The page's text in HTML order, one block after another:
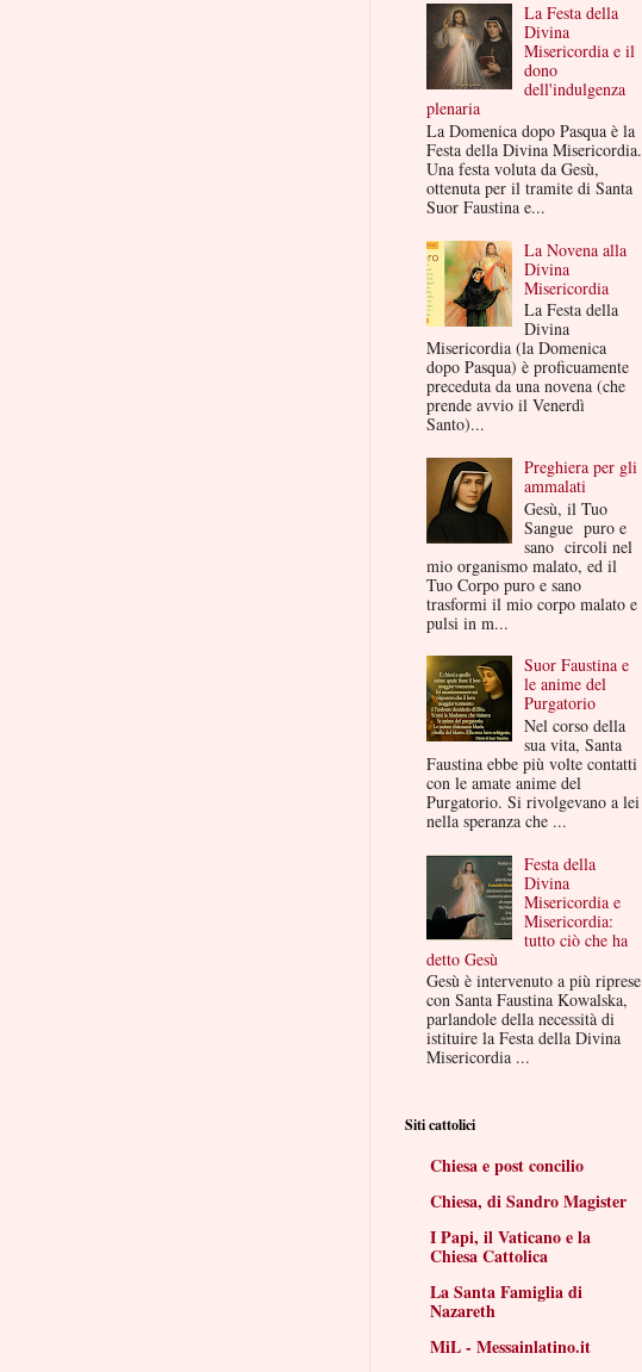
La Festa della
Divina
Misericordia e il
dono
dell'indulgenza
plenaria
La Domenica dopo Pasqua è la
Festa della Divina Misericordia.
Una festa voluta da Gesù,
ottenuta per il tramite di Santa
Suor Faustina e...
La Novena alla
Divina
Misericordia
La Festa della
Divina
Misericordia (la Domenica
dopo Pasqua) è proficuamente
preceduta da una novena (che
prende avvio il Venerdì
Santo)...
Preghiera per gli
ammalati
Gesù, il Tuo
Sangue puro e
sano circoli nel
mio organismo malato, ed il
Tuo Corpo puro e sano
trasformi il mio corpo malato e
pulsi in m...
Suor Faustina e
le anime del
Purgatorio
Nel corso della
sua vita, Santa
Faustina ebbe più volte contatti
con le amate anime del
Purgatorio. Si rivolgevano a lei
nella speranza che ...
Festa della
Divina
Misericordia e
Misericordia:
tutto ciò che ha
detto Gesù
Gesù è intervenuto a più riprese
con Santa Faustina Kowalska,
parlandole della necessità di
istituire la Festa della Divina
Misericordia ...
Siti cattolici
Chiesa e post concilio
Chiesa, di Sandro Magister
I Papi, il Vaticano e la
Chiesa Cattolica
La Santa Famiglia di
Nazareth
MiL - Messainlatino.it